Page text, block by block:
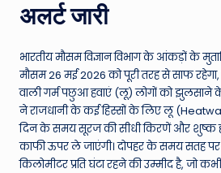
h
W
o
rl
d
अलर्ट जारी
भारतीय मौसम विज्ञान विभाग के आंकड़ों के
मौसम 26 मई 2026 को पूरी तरह से साफ
वाली गर्म पछुआ हवाएं (लू) लोगों को झुलसाने के
ने राजधानी के कई हिस्सों के लिए लू
दिन के समय सूरज की सीधी किरणें और शुष्क
काफी ऊपर ले जाएंगी। दोपहर के समय सतह पर
किलोमीटर प्रति घंटा रहने की उम्मीद है, जो